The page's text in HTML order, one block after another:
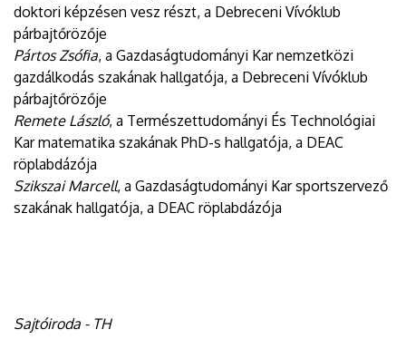
doktori képzésen vesz részt, a Debreceni Vívóklub
párbajtőrözője
Pártos Zsófia, a Gazdaságtudományi Kar nemzetközi
gazdálkodás szakának hallgatója, a Debreceni Vívóklub
párbajtőrözője
Remete László, a Természettudományi És Technológiai
Kar matematika szakának PhD-s hallgatója, a DEAC
röplabdázója
Szikszai Marcell, a Gazdaságtudományi Kar sportszervező
szakának hallgatója, a DEAC röplabdázója
Sajtóiroda - TH